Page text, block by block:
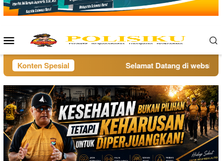
Menu
Mobile
Konten Spesial Selamat Datang di website